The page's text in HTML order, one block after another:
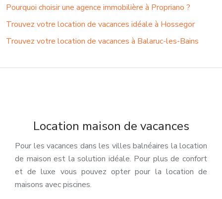
Pourquoi choisir une agence immobilière à Propriano ?
Trouvez votre location de vacances idéale à Hossegor
Trouvez votre location de vacances à Balaruc-les-Bains
Location maison de vacances
Pour les vacances dans les villes balnéaires la location
de maison est la solution idéale. Pour plus de confort
et de luxe vous pouvez opter pour la location de
maisons avec piscines.